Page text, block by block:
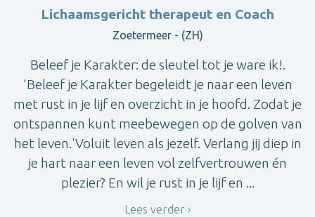
Lichaamsgericht therapeut en Coach
Zoetermeer - (ZH)
Beleef je Karakter: de sleutel tot je ware ik!.
'Beleef je Karakter begeleidt je naar een leven
met rust in je lijf en overzicht in je hoofd. Zodat je
ontspannen kunt meebewegen op de golven van
het leven.'Voluit leven als jezelf. Verlang jij diep in
je hart naar een leven vol zelfvertrouwen én
plezier? En wil je rust in je lijf en ...
Lees verder